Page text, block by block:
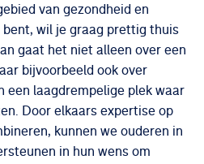
van gezondheid en
bent, wil je graag prettig thuis
gaat het niet alleen over een
bijvoorbeeld ook over
een laagdrempelige plek waar
Door elkaars expertise op
kunnen we ouderen in
in hun wens om